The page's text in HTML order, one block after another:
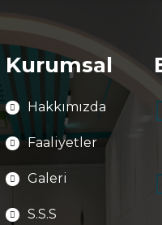
Kurumsal
Hakkımızda
Faaliyetler
Galeri
S.S.S